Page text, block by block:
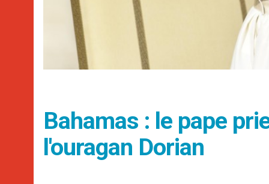
Bahamas : le pape
l'ouragan Dorian